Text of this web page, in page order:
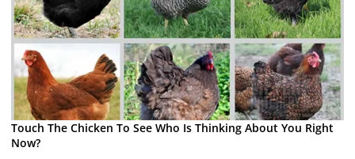
Touch The Chicken To See Who Is Thinking About You Right
Now?